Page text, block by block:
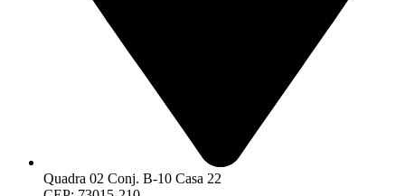
Quadra 02 Conj. B-10 Casa 22